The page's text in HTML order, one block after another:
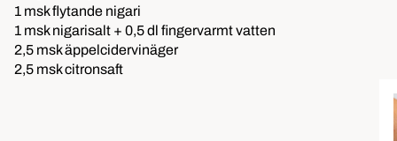
1 msk flytande nigari
1 msk nigarisalt + 0,5 dl fingervarmt vatten
2,5 msk äppelcidervinäger
2,5 msk citronsaft